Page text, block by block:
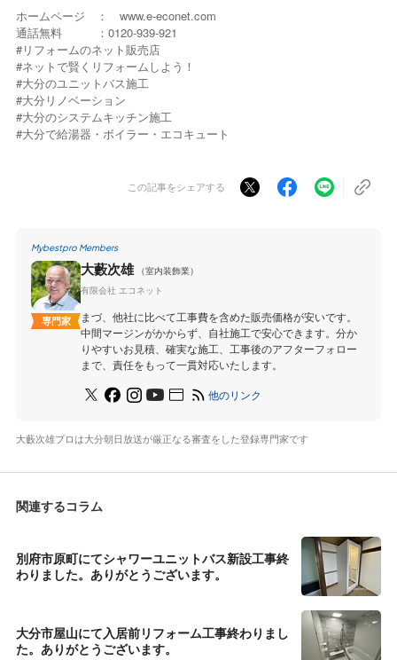
ホームページ ： www.e-econet.com
通話無料 ：0120-939-921
#リフォームのネット販売店
#ネットで賢くリフォームしよう！
#大分のユニットバス施工
#大分リノベーション
#大分のシステムキッチン施工
#大分で給湯器・ボイラー・エコキュート
この記事をシェアする
Mybestpro Members
専門家
大藪次雄
（室内装飾業）
有限会社 エコネット
まづ、他社に比べて工事費を含めた販売価格が安いです。
中間マージンがかからず、自社施工で安心できます。分か
りやすいお見積、確実な施工、工事後のアフターフォロー
まで、責任をもって一貫対応いたします。
他のリンク
大藪次雄プロは大分朝日放送が厳正なる審査をした登録専門家です
関連するコラム
別府市原町にてシャワーユニットバス新設工事終
わりました。ありがとうございます。
大分市屋山にて入居前リフォーム工事終わりまし
た。ありがとうございます。